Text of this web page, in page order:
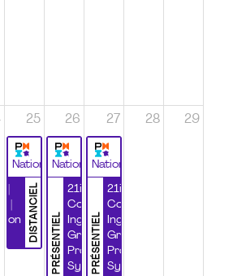
25
National
DISTANCIEL
26
National
PRÉSENTIEL
21ième
Congrès
Ingénierie
Grands
Projets et
Systèmes
27
National
PRÉSENTIEL
21ième
Congrès
Ingénierie
Grands
Projets et
Systèmes
28 29